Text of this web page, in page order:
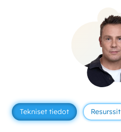
Tekniset tiedot Resurssit